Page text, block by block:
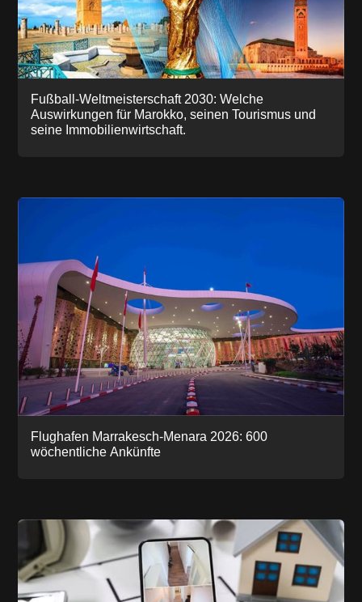
Fußball-Weltmeisterschaft 2030: Welche
Auswirkungen für Marokko, seinen Tourismus und
seine Immobilienwirtschaft.
Flughafen Marrakesch-Menara 2026: 600
wöchentliche Ankünfte